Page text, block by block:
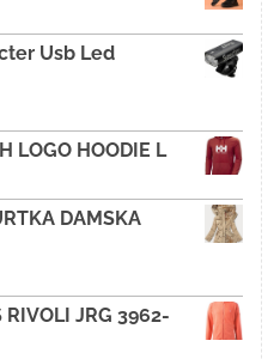
Usb Led
LOGO HOODIE L
DAMSKA
JRG 3962-